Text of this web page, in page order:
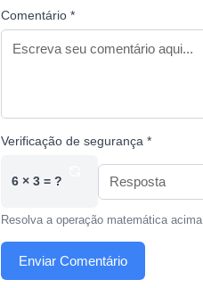
Comentário *
Verificação de segurança *
6 × 3 = ?
Resolva a operação matemática acima
Enviar Comentário